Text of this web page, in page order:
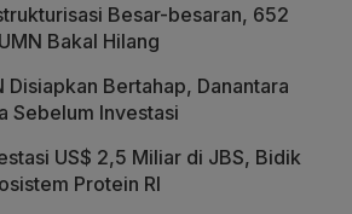
Besar-besaran, 652
Bakal Hilang
Disiapkan Bertahap, Danantara
Sebelum Investasi
US$ 2,5 Miliar di JBS, Bidik
Protein RI